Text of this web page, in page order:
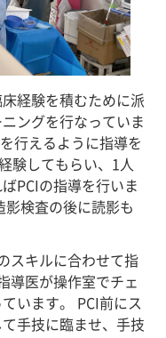
経験を積むために派
ングを行なっていま
行えるように指導を
験してもらい、1人
PCIの指導を行いま
影検査の後に読影も
スキルに合わせて指
導医が操作室でチェ
います。 PCI前にス
手技に臨ませ、手技